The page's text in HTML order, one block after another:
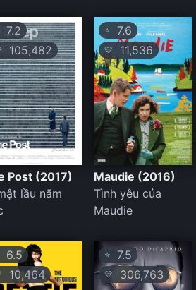
7.2
105,482
Post (2017)
lầu năm
⭐7.6
💛 11,536
Maudie (2016)
Tình yêu của
Maudie
6.5
10,464
⭐7.5
💛 306,763